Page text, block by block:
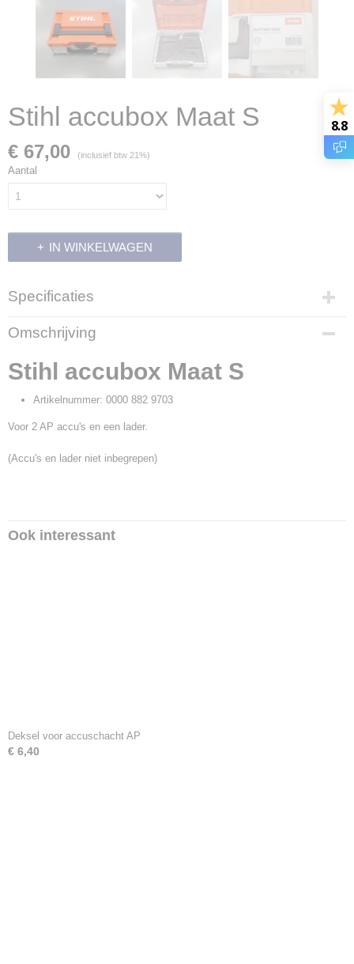
Stihl accubox Maat S
€ 67,00 (inclusief btw 21%)
Aantal
IN WINKELWAGEN
Specificaties
Productcode
18886
Productcode leverancier
0000 882 9703
Omschrijving
Stihl accubox Maat S
Artikelnummer: 0000 882 9703
Voor 2 AP accu's en een lader.
(Accu's en lader niet inbegrepen)
Ook interessant
Deksel voor accuschacht AP
€ 6,40
8.8